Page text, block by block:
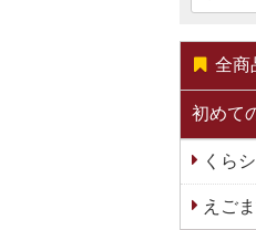
全商
初めて
くら
えご